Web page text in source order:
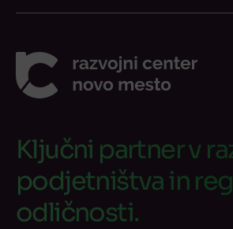
Ključni partner v
podjetništva in
odličnosti.